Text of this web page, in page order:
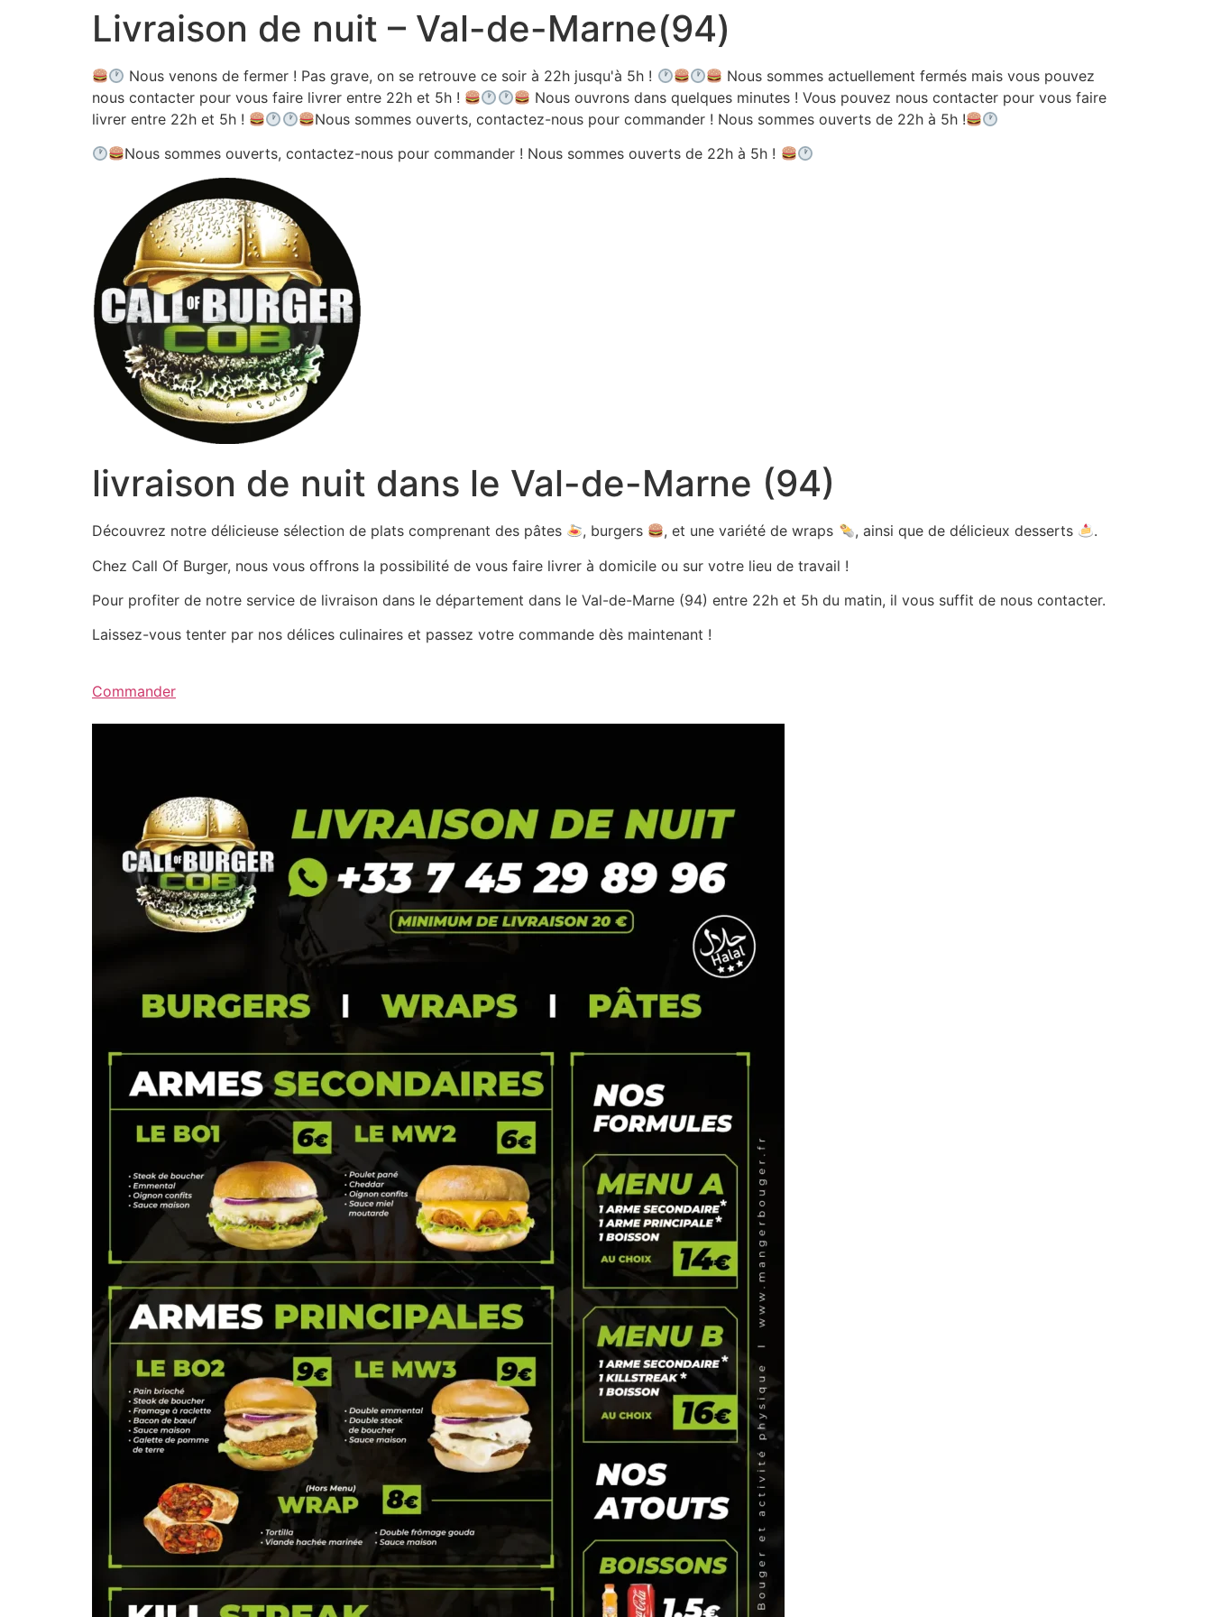
Livraison de nuit – Val-de-Marne(94)
Nous venons de fermer ! Pas grave, on se retrouve ce soir à 22h jusqu'à 5h !
Nous sommes actuellement fermés mais vous pouvez
nous contacter pour vous faire livrer entre 22h et 5h !
Nous ouvrons dans quelques minutes ! Vous pouvez nous contacter pour vous faire
livrer entre 22h et 5h !
Nous sommes ouverts, contactez-nous pour commander ! Nous sommes ouverts de 22h à 5h !
Nous sommes ouverts, contactez-nous pour commander ! Nous sommes ouverts de 22h à 5h !
livraison de nuit dans le Val-de-Marne (94)
Découvrez notre délicieuse sélection de plats comprenant des pâtes , burgers , et une variété de wraps , ainsi que de délicieux desserts
.
Chez Call Of Burger, nous vous offrons la possibilité de vous faire livrer à domicile ou sur votre lieu de travail !
Pour profiter de notre service de livraison dans le département dans le Val-de-Marne (94) entre 22h et 5h du matin, il vous suffit de nous contacter.
Laissez-vous tenter par nos délices culinaires et passez votre commande dès maintenant !
Commander